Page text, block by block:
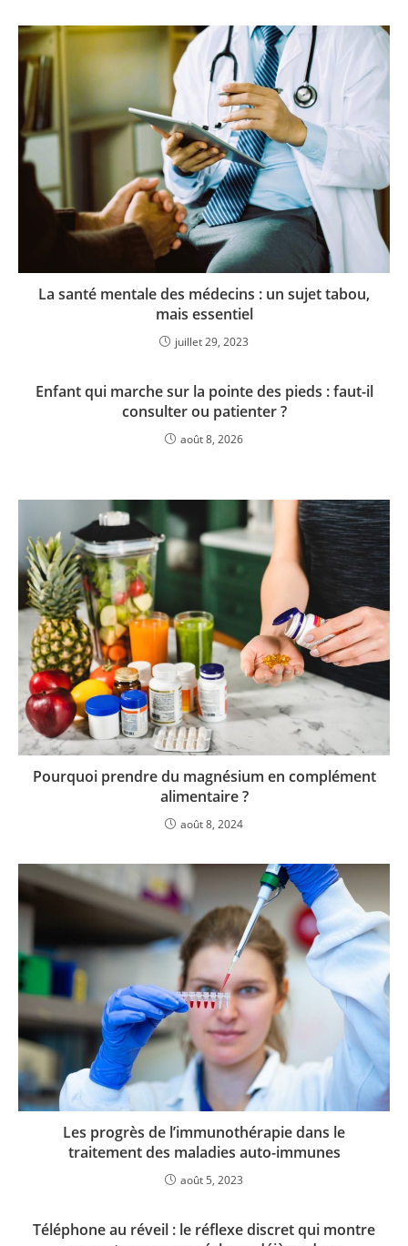
La santé mentale des médecins : un sujet tabou,
mais essentiel
juillet 29, 2023
Enfant qui marche sur la pointe des pieds : faut-il
consulter ou patienter ?
août 8, 2026
Pourquoi prendre du magnésium en complément
alimentaire ?
août 8, 2024
Les progrès de l’immunothérapie dans le
traitement des maladies auto-immunes
août 5, 2023
Téléphone au réveil : le réflexe discret qui montre